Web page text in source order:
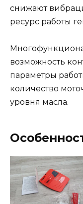
снижают
ресурс работы
возможность
параметры
количество
уровня масла.